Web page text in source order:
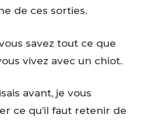
de ces sorties.
savez tout ce que
vivez avec un chiot.
avant, je vous
ce qu’il faut retenir de